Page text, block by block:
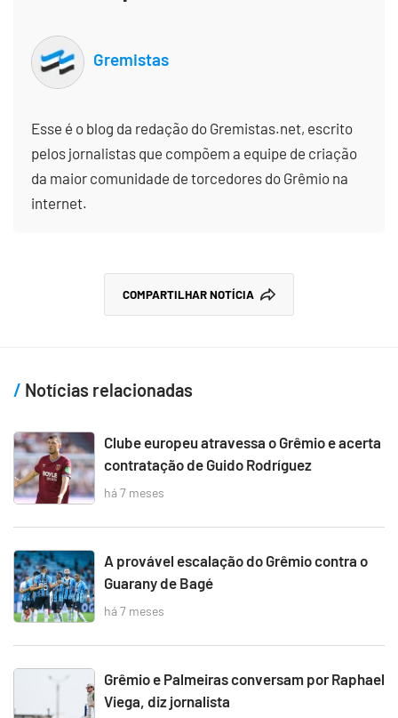
Gremistas
Esse é o blog da redação do Gremistas.net, escrito
pelos jornalistas que compõem a equipe de criação
da maior comunidade de torcedores do Grêmio na
internet.
COMPARTILHAR NOTÍCIA
Notícias relacionadas
Clube europeu atravessa o Grêmio e acerta
contratação de Guido Rodríguez
há 7 meses
A provável escalação do Grêmio contra o
Guarany de Bagé
há 7 meses
Grêmio e Palmeiras conversam por Raphael
Viega, diz jornalista